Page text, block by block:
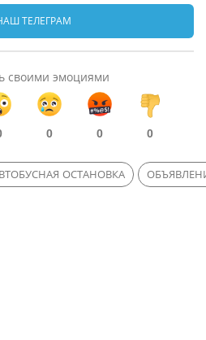
ТЕЛЕГРАМ
своими эмоциями
0 0 0
ОСТАНОВКА